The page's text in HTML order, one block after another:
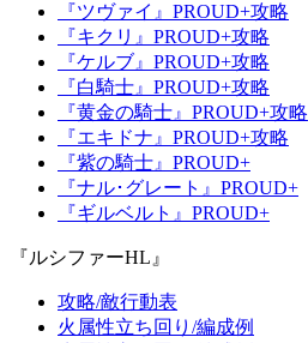
『ツヴァイ』PROUD+攻略
『キクリ』PROUD+攻略
『ケルブ』PROUD+攻略
『白騎士』PROUD+攻略
『黄金の騎士』PROUD+攻略
『エキドナ』PROUD+攻略
『紫の騎士』PROUD+
『ナル･グレート』PROUD+
『ギルベルト』PROUD+
『ルシファーHL』
攻略/敵行動表
火属性立ち回り/編成例